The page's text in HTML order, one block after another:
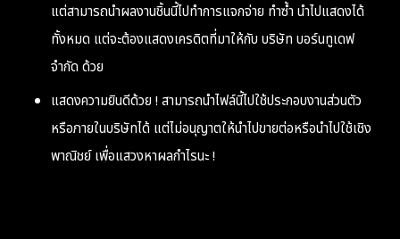
แต่สามารถนำผลงานชิ้นนี้ไปทำการแจกจ่าย ทำซ้ำ นำไปแสดงได้
ทั้งหมด แต่จะต้องแสดงเครดิตที่มาให้กับ บริษัท บอร์นทูเดฟ
จำกัด ด้วย
แสดงความยินดีด้วย ! สามารถนำไฟล์นี้ไปใช้ประกอบงานส่วนตัว
หรือภายในบริษัทได้ แต่ไม่อนุญาตให้นำไปขายต่อหรือนำไปใช้เชิง
พาณิชย์ เพื่อแสวงหาผลกำไรนะ !